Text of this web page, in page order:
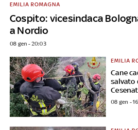
Cospito: vicesindaca
a Nordio
EMILIA ROMAGNA
08 gen - 20:03
Cane
salvato
EMILIA
08 gen -